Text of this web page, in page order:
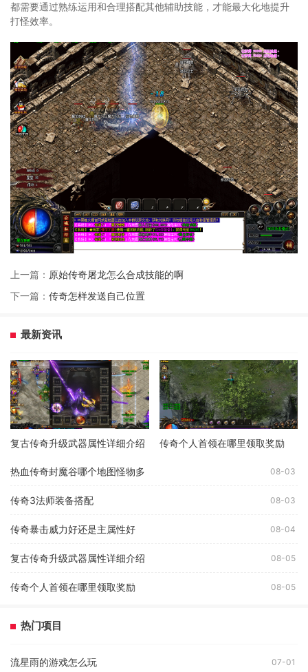
都需要通过熟练运用和合理搭配其他辅助技能，才能最大化地提升
打怪效率。
上一篇： 原始传奇屠龙怎么合成技能的啊
下一篇： 传奇怎样发送自己位置
最新资讯
复古传奇升级武器属性详细介绍 传奇个人首领在哪里领取奖励
热血传奇封魔谷哪个地图怪物多 08-03
传奇3法师装备搭配 08-03
传奇暴击威力好还是主属性好 08-04
复古传奇升级武器属性详细介绍 08-05
传奇个人首领在哪里领取奖励 08-05
热门项目
流星雨的游戏怎么玩 07-01